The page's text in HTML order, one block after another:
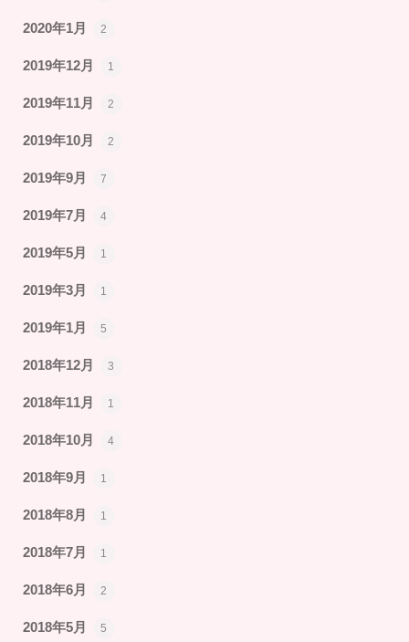
2020年1月 2
2019年12月 1
2019年11月 2
2019年10月 2
2019年9月 7
2019年7月 4
2019年5月 1
2019年3月 1
2019年1月 5
2018年12月 3
2018年11月 1
2018年10月 4
2018年9月 1
2018年8月 1
2018年7月 1
2018年6月 2
2018年5月 5